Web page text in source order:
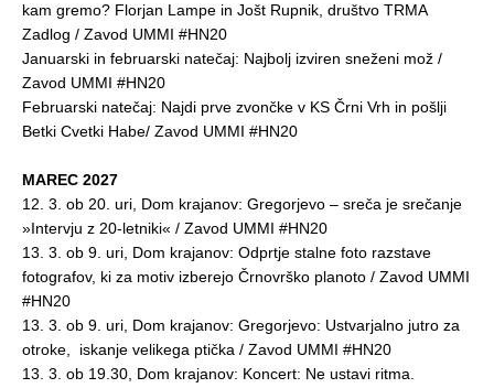
kam gremo? Florjan Lampe in Jošt Rupnik, društvo TRMA
Zadlog / Zavod UMMI #HN20
Januarski in februarski natečaj: Najbolj izviren sneženi mož /
Zavod UMMI #HN20
Februarski natečaj: Najdi prve zvončke v KS Črni Vrh in pošlji
Betki Cvetki Habe/ Zavod UMMI #HN20
MAREC 2027
12. 3. ob 20. uri, Dom krajanov: Gregorjevo – sreča je srečanje
»Intervju z 20-letniki« / Zavod UMMI #HN20
13. 3. ob 9. uri, Dom krajanov: Odprtje stalne foto razstave
fotografov, ki za motiv izberejo Črnovrško planoto / Zavod UMMI
#HN20
13. 3. ob 9. uri, Dom krajanov: Gregorjevo: Ustvarjalno jutro za
otroke, iskanje velikega ptička / Zavod UMMI #HN20
13. 3. ob 19.30, Dom krajanov: Koncert: Ne ustavi ritma.